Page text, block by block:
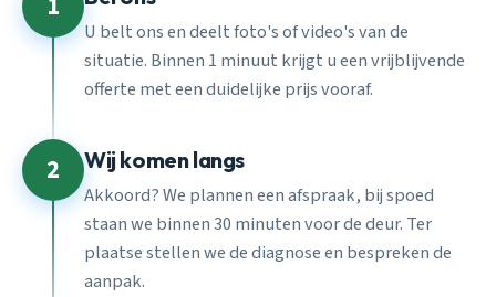
U belt ons en deelt foto's of video's van de
situatie. Binnen 1 minuut krijgt u een vrijblijvende
offerte met een duidelijke prijs vooraf.
2 Wij komen langs
Akkoord? We plannen een afspraak, bij spoed
staan we binnen 30 minuten voor de deur. Ter
plaatse stellen we de diagnose en bespreken de
aanpak.